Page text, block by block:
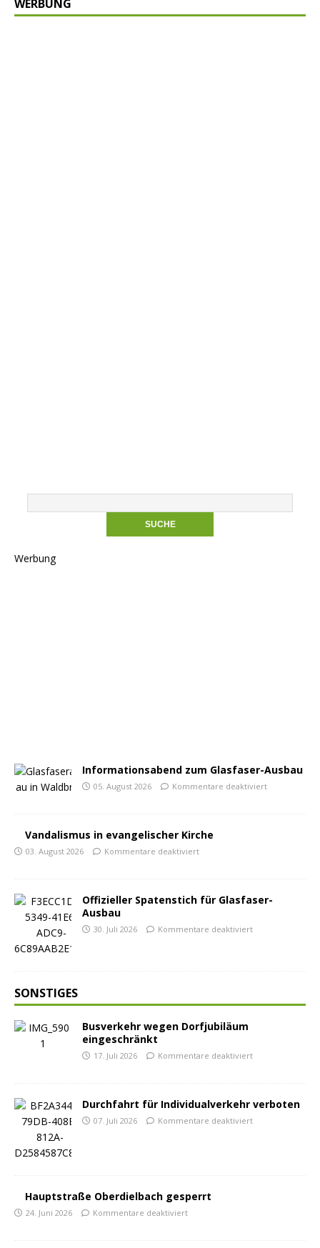
WERBUNG
Werbung
Informationsabend zum Glasfaser-Ausbau
05. August 2026 Kommentare deaktiviert
Vandalismus in evangelischer Kirche
03. August 2026 Kommentare deaktiviert
Offizieller Spatenstich für Glasfaser-
Ausbau
30. Juli 2026 Kommentare deaktiviert
SONSTIGES
Busverkehr wegen Dorfjubiläum
eingeschränkt
17. Juli 2026 Kommentare deaktiviert
Durchfahrt für Individualverkehr verboten
07. Juli 2026 Kommentare deaktiviert
Hauptstraße Oberdielbach gesperrt
24. Juni 2026 Kommentare deaktiviert